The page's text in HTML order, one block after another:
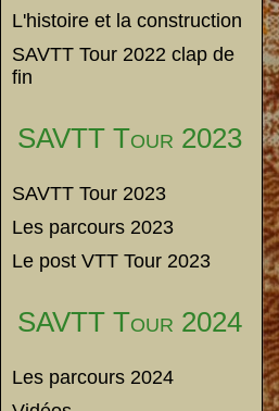
L'histoire et la construction
SAVTT Tour 2022 clap de
fin
SAVTT Tour 2023
SAVTT Tour 2023
Les parcours 2023
Le post VTT Tour 2023
SAVTT Tour 2024
Les parcours 2024